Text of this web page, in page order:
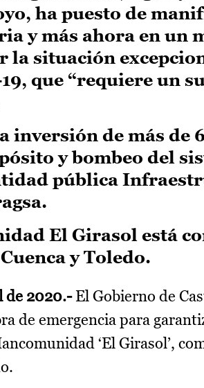
ha puesto de
y más ahora en un
la situación
que “requiere un
inversión de más
y bombeo del
pública
El Girasol está
y Toledo.
de 2020.-El Gobierno de
de emergencia para
‘El Girasol’,